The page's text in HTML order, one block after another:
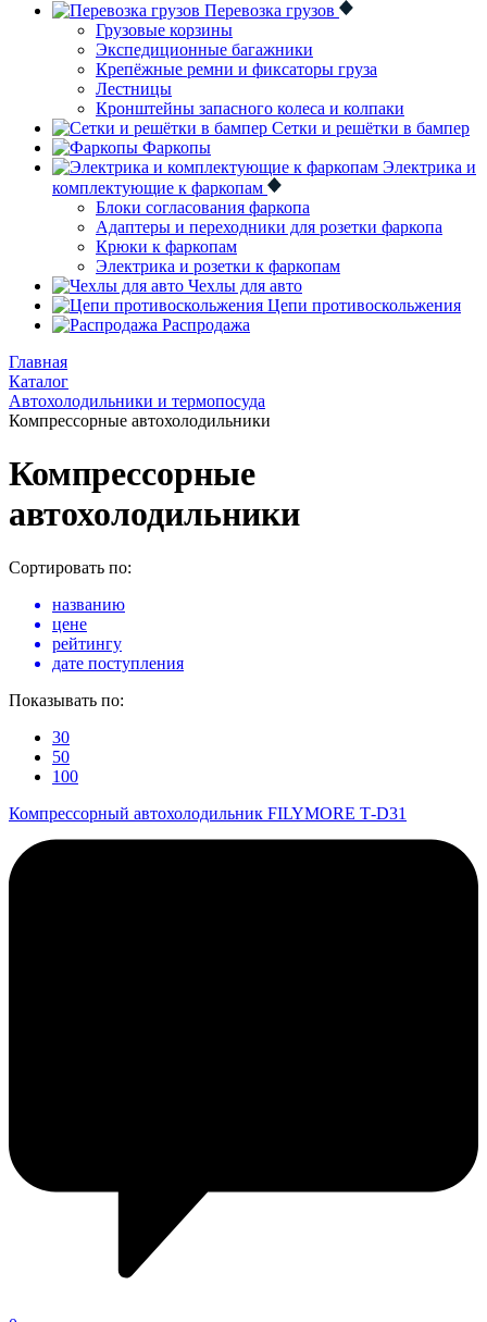
Перевозка грузов
Грузовые корзины
Экспедиционные багажники
Крепёжные ремни и фиксаторы груза
Лестницы
Кронштейны запасного колеса и колпаки
Сетки и решётки в бампер
Фаркопы
Электрика и
комплектующие к фаркопам
Блоки согласования фаркопа
Адаптеры и переходники для розетки фаркопа
Крюки к фаркопам
Электрика и розетки к фаркопам
Чехлы для авто
Цепи противоскольжения
Распродажа
Главная
Каталог
Автохолодильники и термопосуда
Компрессорные автохолодильники
Компрессорные
автохолодильники
Сортировать по:
названию
цене
рейтингу
дате поступления
Показывать по:
30
50
100
Компрессорный автохолодильник FILYMORE Т-D31